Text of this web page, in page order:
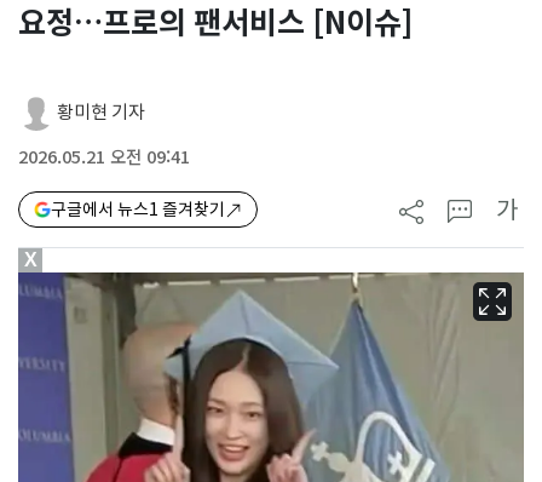
요정…프로의 팬서비스 [N이슈]
황미현 기자
2026.05.21 오전 09:41
구글에서 뉴스1 즐겨찾기 가
X